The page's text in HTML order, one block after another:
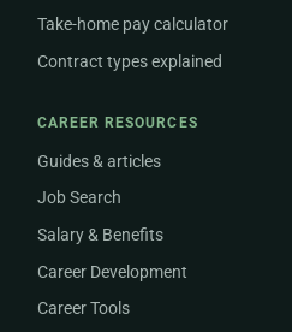
Take-home pay calculator
Contract types explained
CAREER RESOURCES
Guides & articles
Job Search
Salary & Benefits
Career Development
Career Tools